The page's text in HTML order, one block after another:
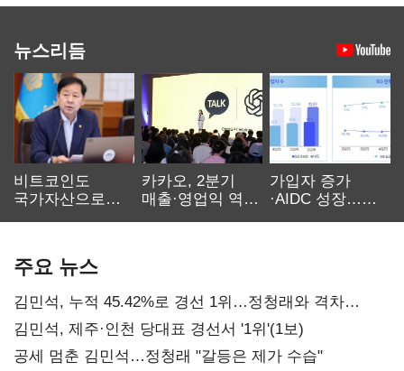
뉴스리듬
비트코인도
국가자산으로…'
카카오, 2분기
매출·영업익 역대
가입자 증가
·AIDC 성장…
주요 뉴스
김민석, 누적 45.42%로 경선 1위…정청래와 격차
0.86%p(2보)
김민석, 제주·인천 당대표 경선서 '1위'(1보)
공세 멈춘 김민석…정청래 "갈등은 제가 수습"